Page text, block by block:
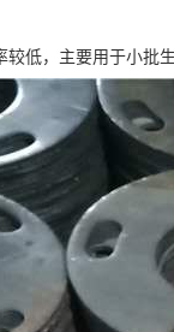
低，主要用于小批